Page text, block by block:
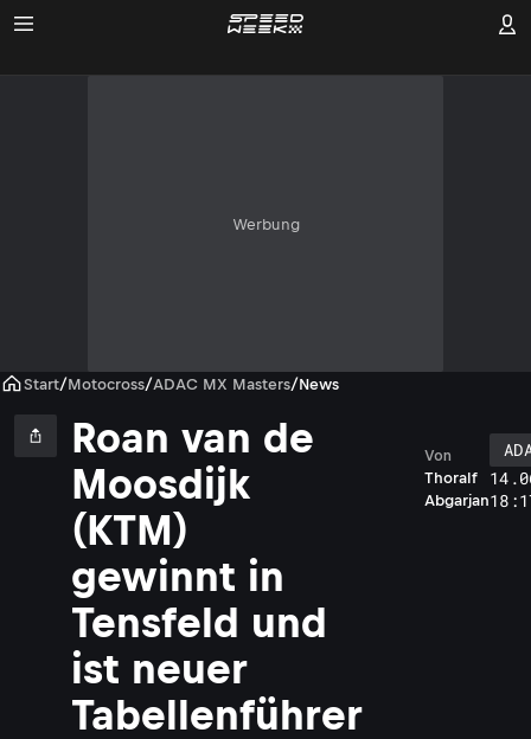
Werbung
Start/Motocross/ADAC MX Masters/News
Roan van de
Moosdijk
(KTM)
gewinnt in
Tensfeld und
ist neuer
Tabellenführer
Thoralf
Abgarjan
Von